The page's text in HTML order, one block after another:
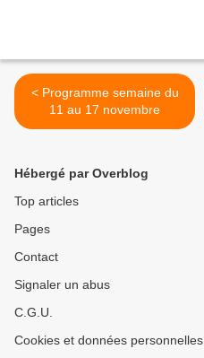
< Programme semaine du
11 au 17 novembre
Hébergé par Overblog
Top articles
Pages
Contact
Signaler un abus
C.G.U.
Cookies et données personnelles